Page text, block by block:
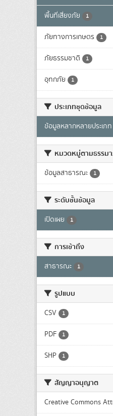
พื้นที่เสี่ยงภัย 1
ภัยทางการเกษตร 1
ภัยธรรมชาติ 1
อุทกภัย 1
ประเภทชุดข้อมูล
ข้อมูลหลากหลายประเภท
หมวดหมู่ตามธรรม
ข้อมูลสาธารณะ 1
ระดับชั้นข้อมูล
เปิดเผย 1
การเข้าถึง
สาธารณะ 1
รูปแบบ
CSV 1
PDF 1
SHP 1
สัญญาอนุญาต
Creative Commons